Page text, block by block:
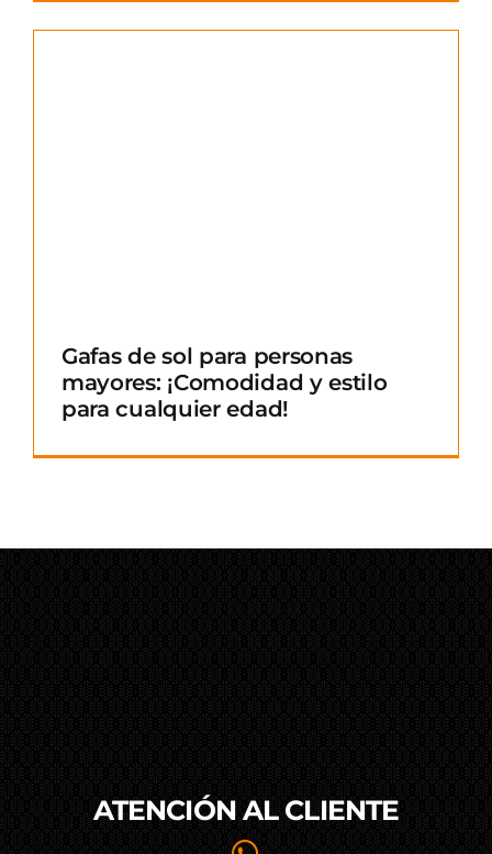
Gafas de sol para personas
mayores: ¡Comodidad y estilo
para cualquier edad!
ATENCIÓN AL CLIENTE